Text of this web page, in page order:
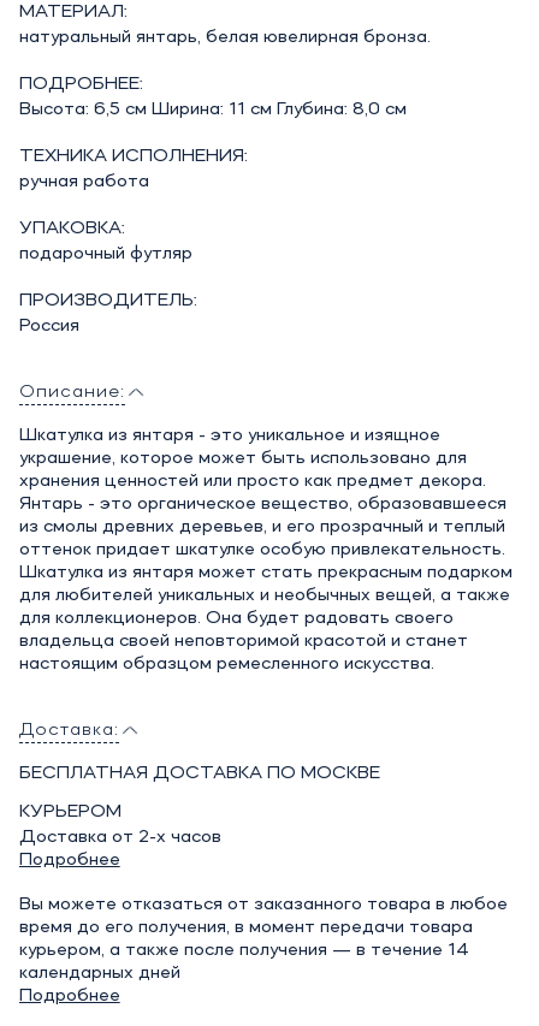
МАТЕРИАЛ:
натуральный янтарь, белая ювелирная бронза.
ПОДРОБНЕЕ:
Высота: 6,5 см Ширина: 11 см Глубина: 8,0 см
ТЕХНИКА ИСПОЛНЕНИЯ:
ручная работа
УПАКОВКА:
подарочный футляр
ПРОИЗВОДИТЕЛЬ:
Россия
Описание:
Шкатулка из янтаря - это уникальное и изящное
украшение, которое может быть использовано для
хранения ценностей или просто как предмет декора.
Янтарь - это органическое вещество, образовавшееся
из смолы древних деревьев, и его прозрачный и теплый
оттенок придает шкатулке особую привлекательность.
Шкатулка из янтаря может стать прекрасным подарком
для любителей уникальных и необычных вещей, а также
для коллекционеров. Она будет радовать своего
владельца своей неповторимой красотой и станет
настоящим образцом ремесленного искусства.
Доставка:
БЕСПЛАТНАЯ ДОСТАВКА ПО МОСКВЕ
КУРЬЕРОМ
Доставка от 2-х часов
Подробнее
Вы можете отказаться от заказанного товара в любое
время до его получения, в момент передачи товара
курьером, а также после получения — в течение 14
календарных дней
Подробнее